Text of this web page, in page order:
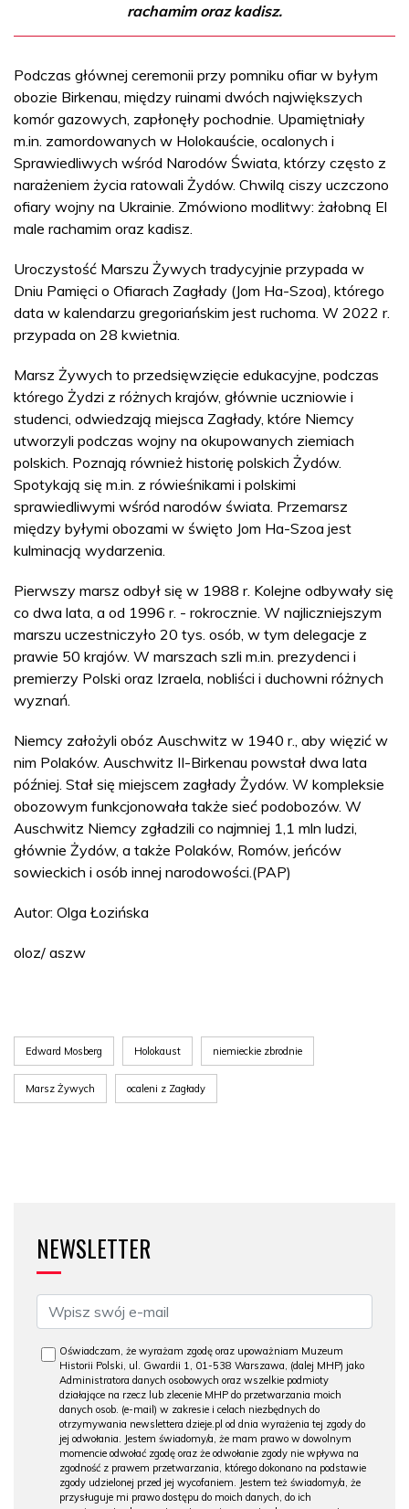
rachamim oraz kadisz.
Podczas głównej ceremonii przy pomniku ofiar w byłym
obozie Birkenau, między ruinami dwóch największych
komór gazowych, zapłonęły pochodnie. Upamiętniały
m.in. zamordowanych w Holokauście, ocalonych i
Sprawiedliwych wśród Narodów Świata, którzy często z
narażeniem życia ratowali Żydów. Chwilą ciszy uczczono
ofiary wojny na Ukrainie. Zmówiono modlitwy: żałobną El
male rachamim oraz kadisz.
Uroczystość Marszu Żywych tradycyjnie przypada w
Dniu Pamięci o Ofiarach Zagłady (Jom Ha-Szoa), którego
data w kalendarzu gregoriańskim jest ruchoma. W 2022 r.
przypada on 28 kwietnia.
Marsz Żywych to przedsięwzięcie edukacyjne, podczas
którego Żydzi z różnych krajów, głównie uczniowie i
studenci, odwiedzają miejsca Zagłady, które Niemcy
utworzyli podczas wojny na okupowanych ziemiach
polskich. Poznają również historię polskich Żydów.
Spotykają się m.in. z rówieśnikami i polskimi
sprawiedliwymi wśród narodów świata. Przemarsz
między byłymi obozami w święto Jom Ha-Szoa jest
kulminacją wydarzenia.
Pierwszy marsz odbył się w 1988 r. Kolejne odbywały się
co dwa lata, a od 1996 r. - rokrocznie. W najliczniejszym
marszu uczestniczyło 20 tys. osób, w tym delegacje z
prawie 50 krajów. W marszach szli m.in. prezydenci i
premierzy Polski oraz Izraela, nobliści i duchowni różnych
wyznań.
Niemcy założyli obóz Auschwitz w 1940 r., aby więzić w
nim Polaków. Auschwitz II-Birkenau powstał dwa lata
później. Stał się miejscem zagłady Żydów. W kompleksie
obozowym funkcjonowała także sieć podobozów. W
Auschwitz Niemcy zgładzili co najmniej 1,1 mln ludzi,
głównie Żydów, a także Polaków, Romów, jeńców
sowieckich i osób innej narodowości.(PAP)
Autor: Olga Łozińska
oloz/ aszw
Edward Mosberg Holokaust niemieckie zbrodnie
Marsz Żywych ocaleni z Zagłady
NEWSLETTER
Oświadczam, że wyrażam zgodę oraz upoważniam Muzeum
Historii Polski, ul. Gwardii 1, 01-538 Warszawa, (dalej MHP) jako
Administratora danych osobowych oraz wszelkie podmioty
działające na rzecz lub zlecenie MHP do przetwarzania moich
danych osob. (e-mail) w zakresie i celach niezbędnych do
otrzymywania newslettera dzieje.pl od dnia wyrażenia tej zgody do
jej odwołania. Jestem świadomy/a, że mam prawo w dowolnym
momencie odwołać zgodę oraz że odwołanie zgody nie wpływa na
zgodność z prawem przetwarzania, którego dokonano na podstawie
zgody udzielonej przed jej wycofaniem. Jestem też świadomy/a, że
przysługuje mi prawo dostępu do moich danych, do ich